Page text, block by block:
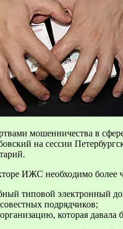
мошенничества в
на сессии
ИЖС необходимо более
типовой электронный
подрядчиков;
которая